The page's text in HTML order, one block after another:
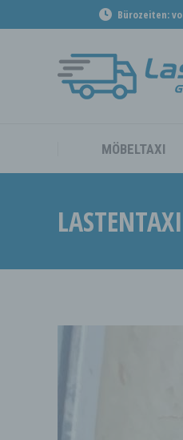
Bürozeiten:
MÖBELTAXI
LASTENTAXI